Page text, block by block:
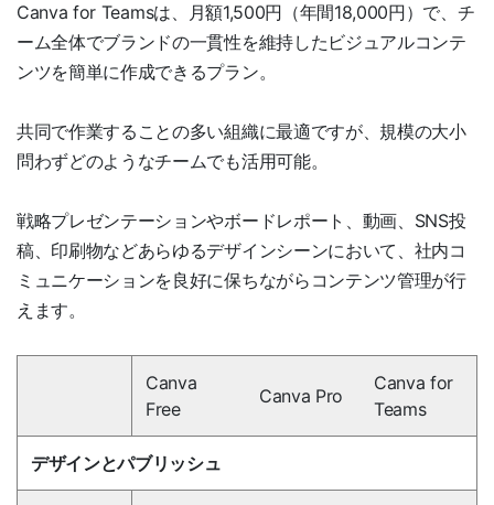
Canva for Teamsは、月額1,500円（年間18,000円）で、チ
ーム全体でブランドの一貫性を維持したビジュアルコンテ
ンツを簡単に作成できるプラン。
共同で作業することの多い組織に最適ですが、規模の大小
問わずどのようなチームでも活用可能。
戦略プレゼンテーションやボードレポート、動画、SNS投
稿、印刷物などあらゆるデザインシーンにおいて、社内コ
ミュニケーションを良好に保ちながらコンテンツ管理が行
えます。
Canva
Free
Canva Pro
Canva for
Teams
デザインとパブリッシュ